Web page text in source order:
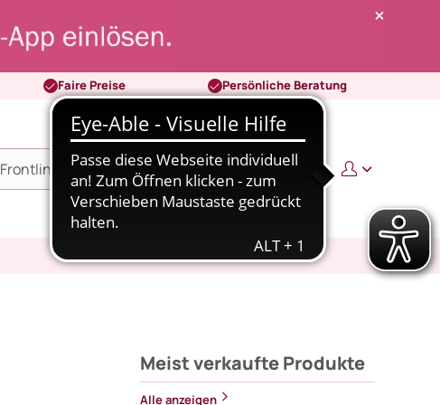
Faire Preise Persönliche Beratung
0 0,00 €
Meist verkaufte Produkte
Alle anzeigen